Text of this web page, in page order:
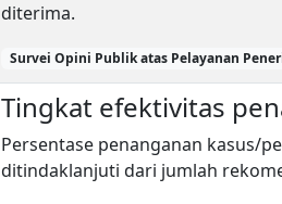
diterima.
Survei Opini Publik atas Pelayanan
Tingkat efektivitas
Persentase penanganan kasus/
ditindaklanjuti dari jumlah